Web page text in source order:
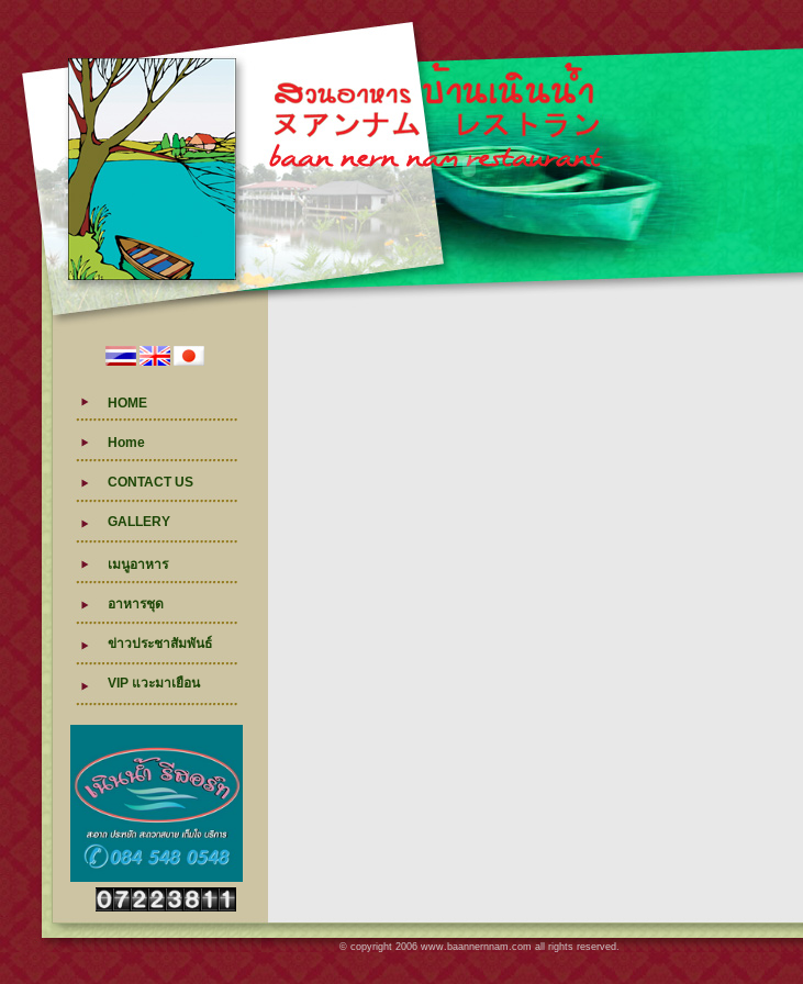
HOME
Home
CONTACT US
GALLERY
เมนูอาหาร
อาหารชุด
ข่าวประชาสัมพันธ์
VIP แวะมาเยือน
© copyright 2006www.baannernnam.com all rights reserved.